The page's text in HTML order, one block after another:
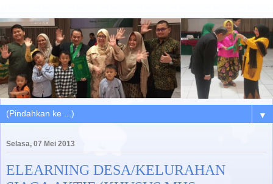
▼
Selasa, 07 Mei 2013
ELEARNING DESA/KELURAHAN